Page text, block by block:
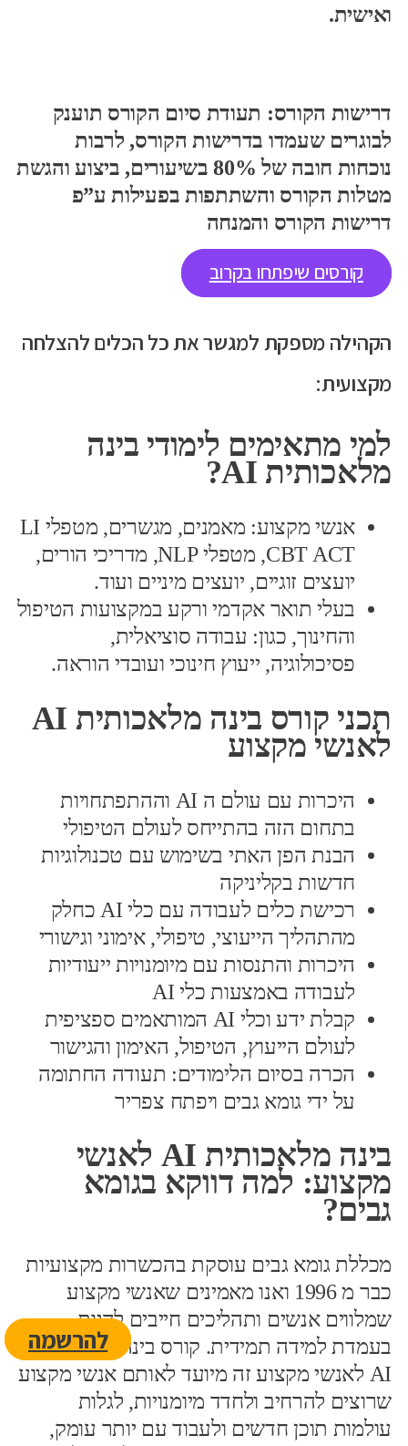
ואישית.
דרישות הקורס: תעודת סיום הקורס תוענק
לבוגרים שעמדו בדרישות הקורס, לרבות
נוכחות חובה של 80% בשיעורים, ביצוע והגשת
מטלות הקורס והשתתפות בפעילות ע”פ
דרישות הקורס והמנחה
קורסים שיפתחו בקרוב
הקהילה מספקת למגשר את כל הכלים להצלחה
מקצועית:
למי מתאימים לימודי בינה
מלאכותית AI?
אנשי מקצוע: מאמנים, מגשרים, מטפלי LI
CBT ACT, מטפלי NLP, מדריכי הורים,
יועצים זוגיים, יועצים מיניים ועוד.
בעלי תואר אקדמי ורקע במקצועות הטיפול
והחינוך, כגון: עבודה סוציאלית,
פסיכולוגיה, ייעוץ חינוכי ועובדי הוראה.
תכני קורס בינה מלאכותית AI
לאנשי מקצוע
היכרות עם עולם ה AI וההתפתחויות
בתחום הזה בהתייחס לעולם הטיפולי
הבנת הפן האתי בשימוש עם טכנולוגיות
חדשות בקליניקה
רכישת כלים לעבודה עם כלי AI כחלק
מהתהליך הייעוצי, טיפולי, אימוני וגישורי
היכרות והתנסות עם מיומנויות ייעודיות
לעבודה באמצעות כלי AI
קבלת ידע וכלי AI המותאמים ספציפית
לעולם הייעוץ, הטיפול, האימון והגישור
הכרה בסיום הלימודים: תעודה החתומה
על ידי גומא גבים ויפתח צפריר
בינה מלאכותית AI לאנשי
מקצוע: למה דווקא בגומא
גבים?
מכללת גומא גבים עוסקת בהכשרות מקצועיות
כבר מ 1996 ואנו מאמינים שאנשי מקצוע
שמלווים אנשים ותהליכים חייבים להיות
בעמדת למידה תמידית. קורס בינה מלאכותית
AI לאנשי מקצוע זה מיועד לאותם אנשי מקצוע
שרוצים להרחיב ולחדד מיומנויות, לגלות
עולמות תוכן חדשים ולעבוד עם יותר עומק,
להרשמה